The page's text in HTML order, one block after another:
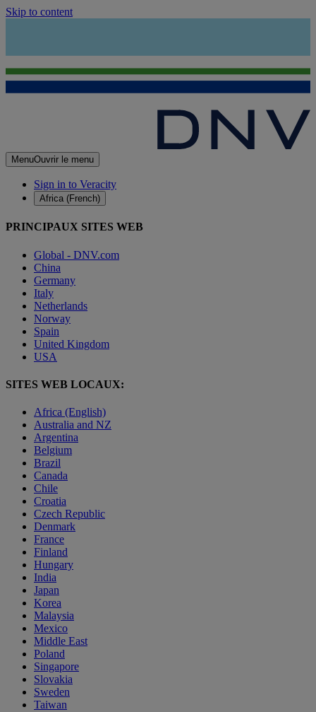
Skip to content
MenuOuvrir le menu
Sign in to Veracity
Africa (French)
PRINCIPAUX SITES WEB
Global - DNV.com
China
Germany
Italy
Netherlands
Norway
Spain
United Kingdom
USA
SITES WEB LOCAUX:
Africa (English)
Australia and NZ
Argentina
Belgium
Brazil
Canada
Chile
Croatia
Czech Republic
Denmark
France
Finland
Hungary
India
Japan
Korea
Malaysia
Mexico
Middle East
Poland
Singapore
Slovakia
Sweden
Taiwan